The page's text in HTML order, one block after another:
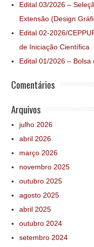
Edital 03/2026 –
Extensão (Design
Edital 02-2026/
de Iniciação Científica
Edital 01/2026 – Bolsa
Comentários
Arquivos
julho 2026
abril 2026
março 2026
novembro 2025
outubro 2025
agosto 2025
abril 2025
outubro 2024
setembro 2024